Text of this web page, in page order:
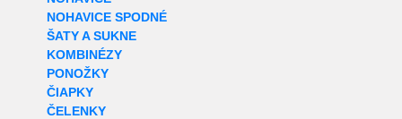
NOHAVICE SPODNÉ
ŠATY A SUKNE
KOMBINÉZY
PONOŽKY
ČIAPKY
ČELENKY